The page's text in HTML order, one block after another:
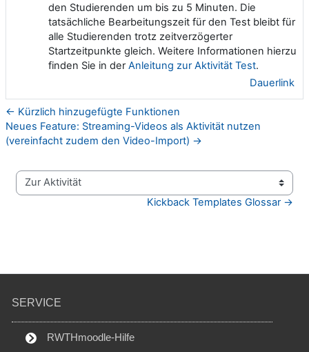
den Studierenden um bis zu 5 Minuten. Die
tatsächliche Bearbeitungszeit für den Test bleibt für
alle Studierenden trotz zeitverzögerter
Startzeitpunkte gleich. Weitere Informationen hierzu
finden Sie in derAnleitung zur Aktivität Test.
Dauerlink
← Kürzlich hinzugefügte Funktionen
Neues Feature: Streaming-Videos als Aktivität nutzen
(vereinfacht zudem den Video-Import) →
Zur Aktivität
Kickback Templates Glossar →
SERVICE
RWTHmoodle-Hilfe